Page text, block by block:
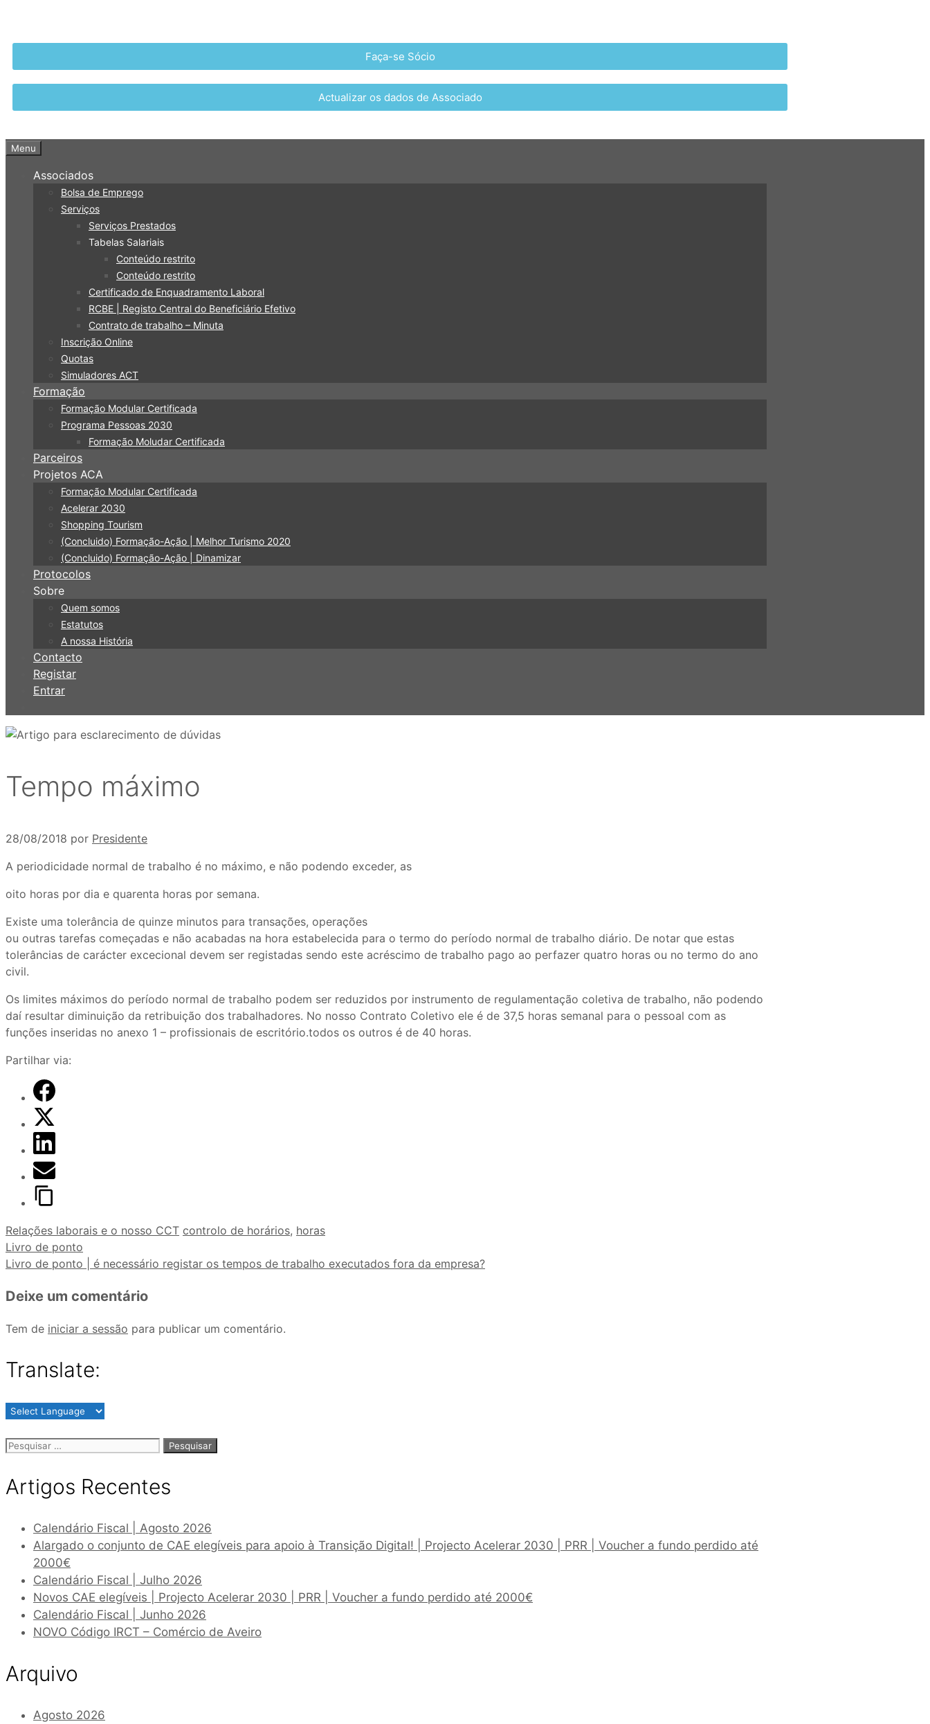
Faça-se Sócio
Actualizar os dados de Associado
Menu
Associados
Bolsa de Emprego
Serviços
Serviços Prestados
Tabelas Salariais
Conteúdo restrito
Conteúdo restrito
Certificado de Enquadramento Laboral
RCBE | Registo Central do Beneficiário Efetivo
Contrato de trabalho – Minuta
Inscrição Online
Quotas
Simuladores ACT
Formação
Formação Modular Certificada
Programa Pessoas 2030
Formação Moludar Certificada
Parceiros
Projetos ACA
Formação Modular Certificada
Acelerar 2030
Shopping Tourism
(Concluido) Formação-Ação | Melhor Turismo 2020
(Concluido) Formação-Ação | Dinamizar
Protocolos
Sobre
Quem somos
Estatutos
A nossa História
Contacto
Registar
Entrar
Tempo máximo
28/08/2018 por Presidente
A periodicidade normal de trabalho é no máximo, e não podendo exceder, as
oito horas por dia e quarenta horas por semana.
Existe uma tolerância de quinze minutos para transações, operações
ou outras tarefas começadas e não acabadas na hora estabelecida para o termo do período normal de trabalho diário. De notar que estas
tolerâncias de carácter excecional devem ser registadas sendo este acréscimo de trabalho pago ao perfazer quatro horas ou no termo do ano
civil.
Os limites máximos do período normal de trabalho podem ser reduzidos por instrumento de regulamentação coletiva de trabalho, não podendo
daí resultar diminuição da retribuição dos trabalhadores. No nosso Contrato Coletivo ele é de 37,5 horas semanal para o pessoal com as
funções inseridas no anexo 1 – profissionais de escritório.todos os outros é de 40 horas.
Partilhar via:
Relações laborais e o nosso CCT controlo de horários, horas
Livro de ponto
Livro de ponto | é necessário registar os tempos de trabalho executados fora da empresa?
Deixe um comentário
Tem de iniciar a sessão para publicar um comentário.
Translate:
Artigos Recentes
Calendário Fiscal | Agosto 2026
Alargado o conjunto de CAE elegíveis para apoio à Transição Digital! | Projecto Acelerar 2030 | PRR | Voucher a fundo perdido até
2000€
Calendário Fiscal | Julho 2026
Novos CAE elegíveis | Projecto Acelerar 2030 | PRR | Voucher a fundo perdido até 2000€
Calendário Fiscal | Junho 2026
NOVO Código IRCT – Comércio de Aveiro
Arquivo
Agosto 2026